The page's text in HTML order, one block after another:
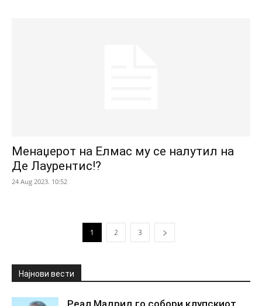
Менаџерот на Елмас му се налутил на
Де Лаурентис!?
24 Aug 2023. 10:52
1 2 3
Најнови вести
Реал Мадрид го собори клупскиот